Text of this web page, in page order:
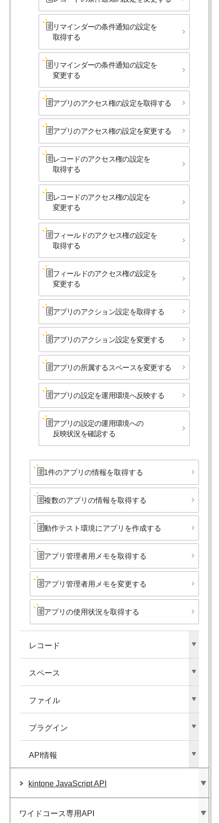
リマインダーの​条件通知の​設定を​
取得する
リマインダーの​条件通知の​設定を​
変更する
アプリの​アクセス権の​設定を​取得する
アプリの​アクセス権の​設定を​変更する
レコードの​アクセス権の​設定を​
取得する
レコードの​アクセス権の​設定を​
変更する
フィールドの​アクセス権の​設定を​
取得する
フィールドの​アクセス権の​設定を​
変更する
アプリの​アクション設定を​取得する
アプリの​アクション設定を​変更する
アプリの​所属する​スペースを​変更する
アプリの​設定を​運用環境へ​反映する
アプリの​設定の​運用環境への​
反映状況を​確認する
1件の​アプリの​情報を​取得する
複数の​アプリの​情報を​取得する
動作テスト環境に​アプリを​作成する
アプリ管理者用メモを​取得する
アプリ管理者用メモを​変更する
アプリの​使用状況を​取得する
レコード
スペース
ファイル
プラグイン
API情報
kintone JavaScript API
ワイドコース専用API